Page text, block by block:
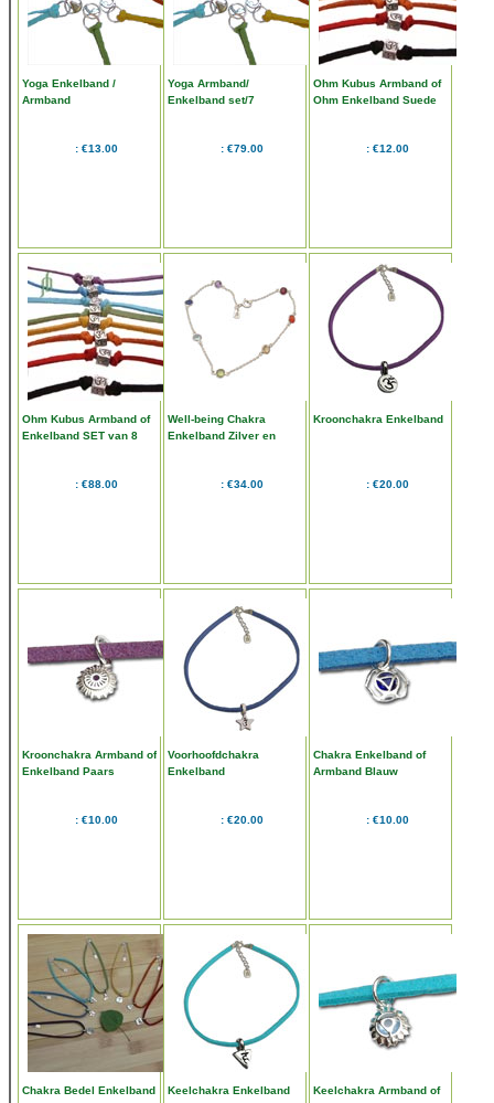
Yoga Enkelband /
Armband
€13.00
Yoga Armband/
Enkelband set/7
€79.00
Ohm Kubus Armband of
Ohm Enkelband Suede
€12.00
Ohm Kubus Armband of
Enkelband SET van 8
€88.00
Well-being Chakra
Enkelband Zilver en
€34.00
Kroonchakra Enkelband
€20.00
Kroonchakra Armband of
Enkelband Paars
€10.00
Voorhoofdchakra
Enkelband
€20.00
Chakra Enkelband of
Armband Blauw
€10.00
Chakra Bedel Enkelband
Keelchakra Enkelband
Keelchakra Armband of